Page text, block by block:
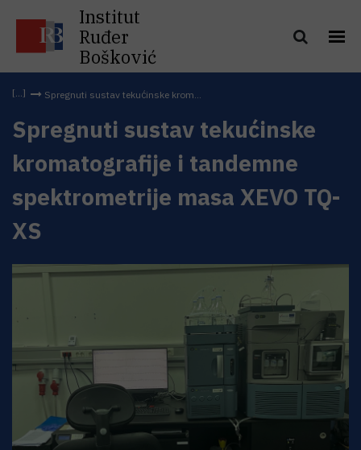
Institut
Ruđer
Bošković
Spregnuti sustav tekućinske krom...
Spregnuti sustav tekućinske
kromatografije i tandemne
spektrometrije masa XEVO TQ-
XS